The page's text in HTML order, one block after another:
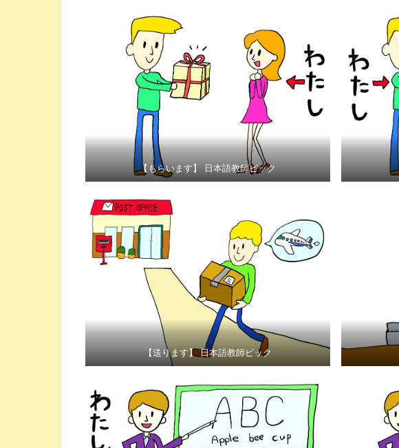
【もらいます】 日本語教師ピック
【送ります】 日本語教師ピック